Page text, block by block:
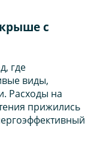
с
где
виды,
Расходы на
прижились